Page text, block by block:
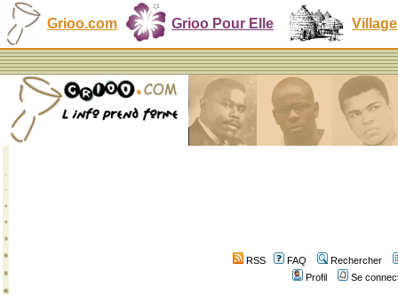
Grioo.com Grioo Pour Elle Village
RSS FAQ
Rechercher
Profil
Se